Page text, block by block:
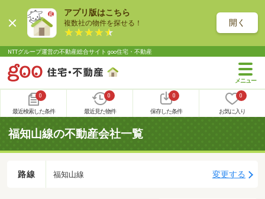
アプリ版はこちら
複数社の物件を探せる！ 開く
NTTグループ運営の不動産総合サイト goo住宅・不動産
0
最近検索した条件
0
最近見た物件
0
保存した条件
0
お気に入り
福知山線の不動産会社一覧
路線 福知山線 変更する